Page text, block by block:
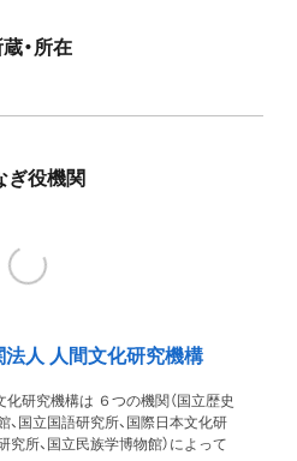
・所在
ぎ役機関
人 人間文化研究機構
研究機構は ６つの機関（国立歴史
、国立国語研究所、国際日本文化研
究所、国立民族学博物館）によって